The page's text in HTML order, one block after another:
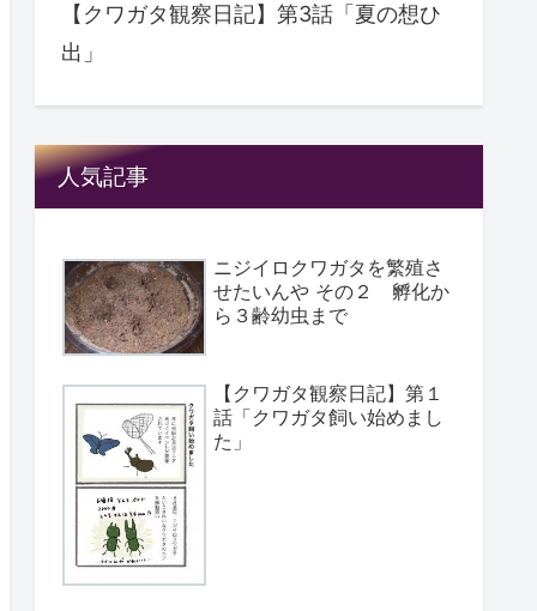
【クワガタ観察日記】第3話「夏の想ひ
出」
人気記事
ニジイロクワガタを繁殖さ
せたいんや その２ 孵化か
ら３齢幼虫まで
【クワガタ観察日記】第１
話「クワガタ飼い始めまし
た」